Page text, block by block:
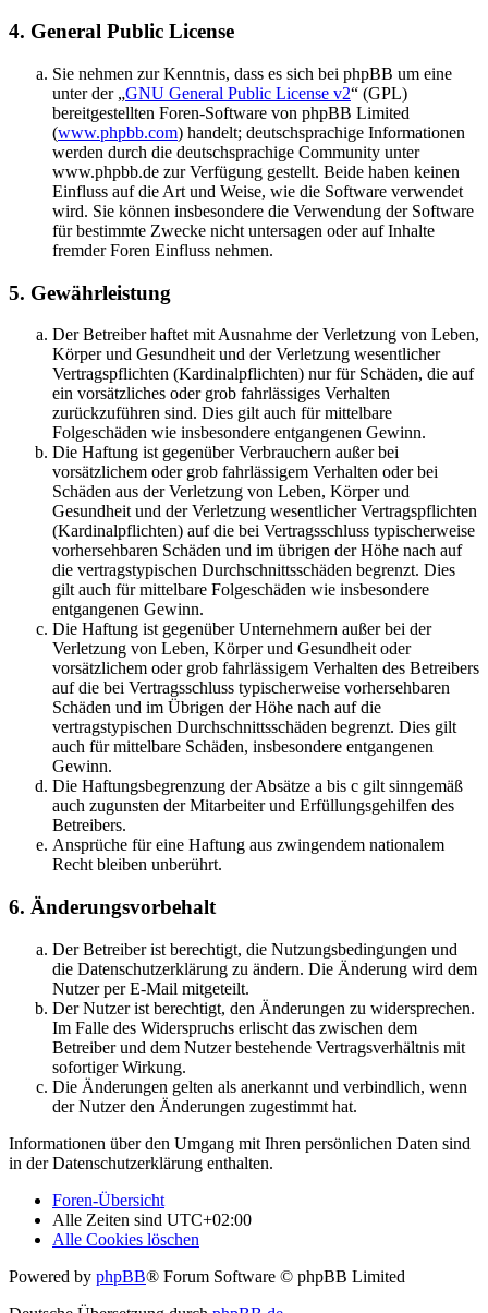
4. General Public License
Sie nehmen zur Kenntnis, dass es sich bei phpBB um eine
unter der „GNU General Public License v2“ (GPL)
bereitgestellten Foren-Software von phpBB Limited
(www.phpbb.com) handelt; deutschsprachige Informationen
werden durch die deutschsprachige Community unter
www.phpbb.de zur Verfügung gestellt. Beide haben keinen
Einfluss auf die Art und Weise, wie die Software verwendet
wird. Sie können insbesondere die Verwendung der Software
für bestimmte Zwecke nicht untersagen oder auf Inhalte
fremder Foren Einfluss nehmen.
5. Gewährleistung
Der Betreiber haftet mit Ausnahme der Verletzung von Leben,
Körper und Gesundheit und der Verletzung wesentlicher
Vertragspflichten (Kardinalpflichten) nur für Schäden, die auf
ein vorsätzliches oder grob fahrlässiges Verhalten
zurückzuführen sind. Dies gilt auch für mittelbare
Folgeschäden wie insbesondere entgangenen Gewinn.
Die Haftung ist gegenüber Verbrauchern außer bei
vorsätzlichem oder grob fahrlässigem Verhalten oder bei
Schäden aus der Verletzung von Leben, Körper und
Gesundheit und der Verletzung wesentlicher Vertragspflichten
(Kardinalpflichten) auf die bei Vertragsschluss typischerweise
vorhersehbaren Schäden und im übrigen der Höhe nach auf
die vertragstypischen Durchschnittsschäden begrenzt. Dies
gilt auch für mittelbare Folgeschäden wie insbesondere
entgangenen Gewinn.
Die Haftung ist gegenüber Unternehmern außer bei der
Verletzung von Leben, Körper und Gesundheit oder
vorsätzlichem oder grob fahrlässigem Verhalten des Betreibers
auf die bei Vertragsschluss typischerweise vorhersehbaren
Schäden und im Übrigen der Höhe nach auf die
vertragstypischen Durchschnittsschäden begrenzt. Dies gilt
auch für mittelbare Schäden, insbesondere entgangenen
Gewinn.
Die Haftungsbegrenzung der Absätze a bis c gilt sinngemäß
auch zugunsten der Mitarbeiter und Erfüllungsgehilfen des
Betreibers.
Ansprüche für eine Haftung aus zwingendem nationalem
Recht bleiben unberührt.
6. Änderungsvorbehalt
Der Betreiber ist berechtigt, die Nutzungsbedingungen und
die Datenschutzerklärung zu ändern. Die Änderung wird dem
Nutzer per E-Mail mitgeteilt.
Der Nutzer ist berechtigt, den Änderungen zu widersprechen.
Im Falle des Widerspruchs erlischt das zwischen dem
Betreiber und dem Nutzer bestehende Vertragsverhältnis mit
sofortiger Wirkung.
Die Änderungen gelten als anerkannt und verbindlich, wenn
der Nutzer den Änderungen zugestimmt hat.
Informationen über den Umgang mit Ihren persönlichen Daten sind
in der Datenschutzerklärung enthalten.
Foren-Übersicht
Alle Zeiten sind UTC+02:00
Alle Cookies löschen
Powered by phpBB® Forum Software © phpBB Limited